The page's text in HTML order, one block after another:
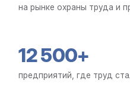
на рынке охраны труда и
12 500+
предприятий, где труд